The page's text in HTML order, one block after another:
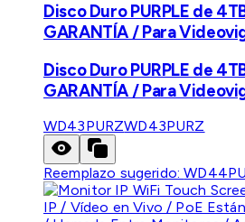
Disco Duro PURPLE de
GARANTÍA / Para
Disco Duro PURPLE de
GARANTÍA / Para
WD43PURZWD43PURZ
Reemplazo sugerido: